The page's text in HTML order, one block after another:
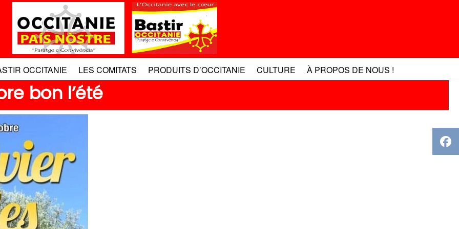
OCCITANIE LES COMITATS PRODUITS D’OCCITANIE CULTURE À PROPOS DE NOUS !
bon l’été